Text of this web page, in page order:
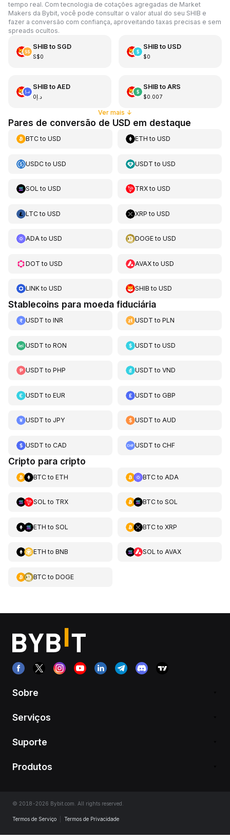
tempo real. Com tecnologia de cotações agregadas de Market
Makers da Bybit, você pode consultar o valor atual do seu SHIB e
fazer a conversão com confiança, aproveitando taxas precisas e sem
spreads ocultos.
SHIBto SGD
S$0
SHIBto USD
$0
SHIBto AED
د.إ0
SHIBto ARS
$0.007
Ver mais ↓
Pares de conversão de USD em destaque
BTCto USD ETH toUSD
USDCto USD USDT toUSD
SOL to USD TRXtoUSD
LTCto USD XRP toUSD
ADAto USD DOGEtoUSD
DOT to USD AVAXtoUSD
LINKto USD SHIB toUSD
Stablecoins para moeda fiduciária
USDT to INR USDT toPLN
USDT to RON USDT toUSD
USDT to PHP USDT toVND
USDT to EUR USDT toGBP
USDT to JPY USDT toAUD
USDT to CAD USDT toCHF
Cripto para cripto
BTCto ETH BTCto ADA
SOL to TRX BTCto SOL
ETH to SOL BTCto XRP
ETH to BNB SOL to AVAX
BTCto DOGE
Sobre
Serviços
Suporte
Produtos
© 2018-2026 Bybit.com. All rights reserved.
Termos de Serviço Termos de Privacidade